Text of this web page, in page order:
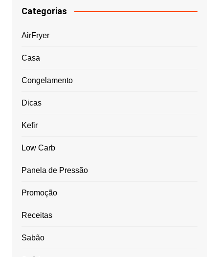
Categorias
AirFryer
Casa
Congelamento
Dicas
Kefir
Low Carb
Panela de Pressão
Promoção
Receitas
Sabão